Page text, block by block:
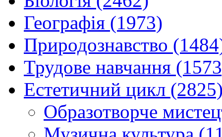
Географія (1973)
Природознавство
Трудове навчання
Естетичний цикл
Образотворче